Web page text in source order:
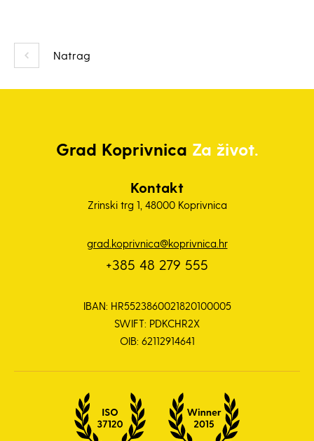
Natrag
Grad Koprivnica Za život.
Kontakt
Zrinski trg 1, 48000 Koprivnica
grad.koprivnica@koprivnica.hr
+385 48 279 555
IBAN: HR5523860021820100005
SWIFT: PDKCHR2X
OIB: 62112914641